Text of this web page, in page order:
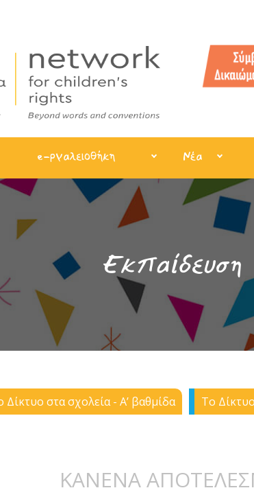
e-ργαλειοθήκη Νέα
Εκπαίδευση
Δίκτυο στα σχολεία - Α’ βαθμίδα Το
ΚΑΝΕΝΑ